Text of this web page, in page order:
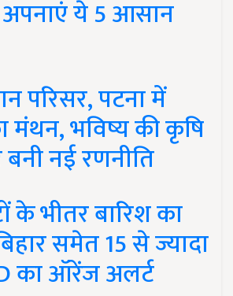
ये 5 आसान
परिसर, पटना में
मंथन, भविष्य की कृषि
नई रणनीति
के भीतर बारिश का
समेत 15 से ज्यादा
का ऑरेंज अलर्ट